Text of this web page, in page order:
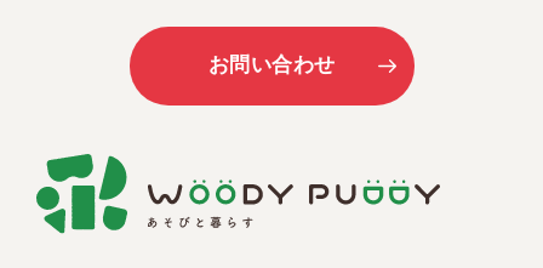
お問い合わせ